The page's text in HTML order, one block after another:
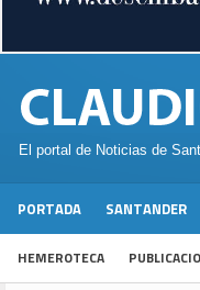
El portal de Noticias de
PORTADA SANTANDER
HEMEROTECA